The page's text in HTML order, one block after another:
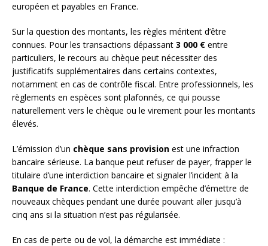
européen et payables en France.
Sur la question des montants, les règles méritent d’être
connues. Pour les transactions dépassant 3 000 € entre
particuliers, le recours au chèque peut nécessiter des
justificatifs supplémentaires dans certains contextes,
notamment en cas de contrôle fiscal. Entre professionnels, les
règlements en espèces sont plafonnés, ce qui pousse
naturellement vers le chèque ou le virement pour les montants
élevés.
L’émission d’un chèque sans provision est une infraction
bancaire sérieuse. La banque peut refuser de payer, frapper le
titulaire d’une interdiction bancaire et signaler l’incident à la
Banque de France. Cette interdiction empêche d’émettre de
nouveaux chèques pendant une durée pouvant aller jusqu’à
cinq ans si la situation n’est pas régularisée.
En cas de perte ou de vol, la démarche est immédiate :